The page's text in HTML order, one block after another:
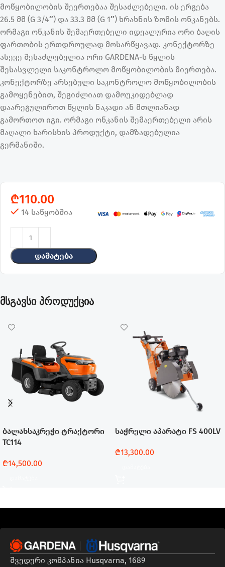
მოწყობილობის შეერთებაა შესაძლებელი. ის ერგება
26.5 მმ (G 3/4″) და 33.3 მმ (G 1″) ხრახნის ზომის ონკანებს.
ორმაგი ონკანის შემაერთებელი იდეალურია ორი ბაღის
ფართობის ერთდროულად მოსარწყავად. კონექტორზე
ასევე შესაძლებელია ორი GARDENA-ს წყლის
შესასვლელი საკონტროლო მოწყობილობის მიერთება.
კონექტორზე არსებული საკონტროლო მოწყობილობის
გამოყენებით, შეგიძლიათ დამოუკიდებლად
დაარეგულიროთ წყლის ნაკადი ან მთლიანად
გამორთოთ იგი. ორმაგი ონკანის შემაერთებელი არის
მაღალი ხარისხის პროდუქტი, დამზადებულია
გერმანიში.
₾110.00
14 საწყობშია
Დამატება
მსგავსი პროდუქცია
ბალახსაკრეჭი ტრაქტორი
TC114
₾14,500.00
საჭრელი აპარატი FS 400LV
₾13,300.00
შვედური კომპანია Husqvarna, 1689